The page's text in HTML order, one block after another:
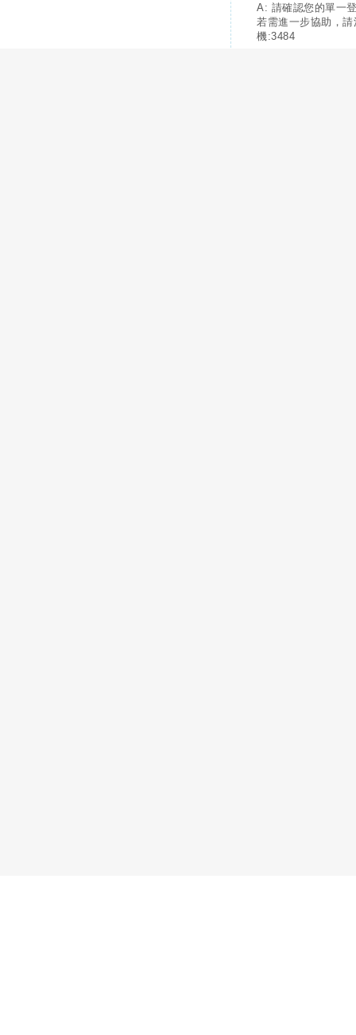
A: 請確認您的單一
若需進一步協助，
機:3484